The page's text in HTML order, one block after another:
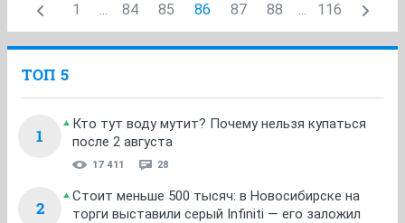
1 ... 84 85 86 87 88 ... 116
ТОП 5
1
Кто тут воду мутит? Почему нельзя купаться
после 2 августа
17 411 28
2
Стоит меньше 500 тысяч: в Новосибирске на
торги выставили серый Infiniti — его заложил